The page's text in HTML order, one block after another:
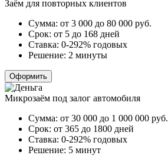
Заём для повторных клиентов
Сумма: от 3 000 до 80 000 руб.
Срок: от 5 до 168 дней
Ставка: 0-292% годовых
Решение: 2 минуты
Оформить
Микрозаём под залог автомобиля
Сумма: от 30 000 до 1 000 000 руб.
Срок: от 365 до 1800 дней
Ставка: 0-292% годовых
Решение: 5 минут